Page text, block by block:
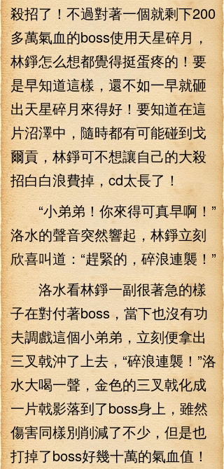
殺招了！不過對著一個就剩下200
多萬氣血的boss使用天星碎月，
林錚怎么想都覺得挺蛋疼的！要
是早知道這樣，還不如一早就砸
出天星碎月來得好！要知道在這
片沼澤中，隨時都有可能碰到戈
爾貢，林錚可不想讓自己的大殺
招白白浪費掉，cd太長了！
“小弟弟！你來得可真早啊！”
洛水的聲音突然響起，林錚立刻
欣喜叫道：“趕緊的，碎浪連襲！”
洛水看林錚一副很著急的樣
子在對付著boss，當下也沒有功
夫調戲這個小弟弟，立刻便拿出
三叉戟沖了上去，“碎浪連襲！”洛
水大喝一聲，金色的三叉戟化成
一片戟影落到了boss身上，雖然
傷害同樣別削減了不少，但是也
打掉了boss好幾十萬的氣血值！